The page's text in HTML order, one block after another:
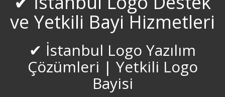
Diyarbakır Logo Destek
Edirne Logo Destek
ve Yetkili Bayi Hizmetleri
✔ İstanbul Logo Yazılım
Çözümleri | Yetkili Logo
Bayisi